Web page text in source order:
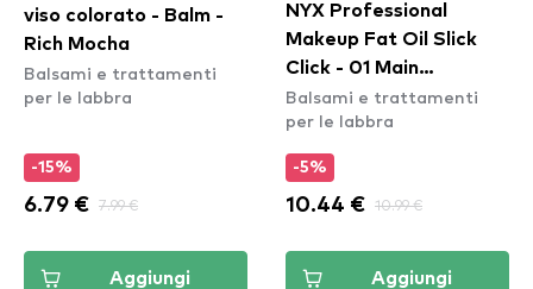
viso colorato - Balm -
Rich Mocha
Balsami e trattamenti
per le labbra
-15%
6.79 € 7.99 €
Aggiungi
NYX Professional
Makeup Fat Oil Slick
Click - 01 Main
Character
Balsami e trattamenti
per le labbra
-5%
10.44 € 10.99 €
Aggiungi